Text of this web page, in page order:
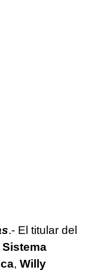
.- El titular del
, Willy